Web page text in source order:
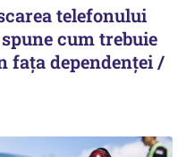
telefonului
cum trebuie
fața dependenței /